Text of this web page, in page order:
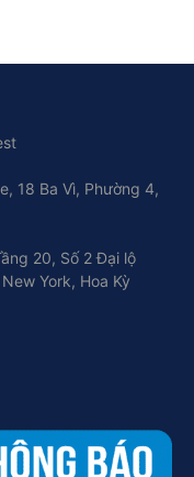
18 Ba Vì, Phường 4,
20, Số 2 Đại lộ
York, Hoa Kỳ